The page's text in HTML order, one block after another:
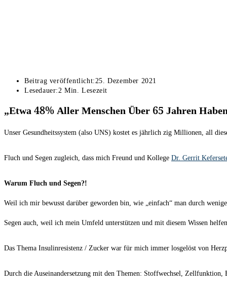
Beitrag veröffentlicht:25. Dezember 2021
Lesedauer:2 Min. Lesezeit
„Etwa 48% Aller Menschen Über 65 Jahren
Unser Gesundheitssystem (also UNS) kostet es jährlich zig Millionen, all
Fluch und Segen zugleich, dass mich Freund und Kollege Dr. Gerrit
Warum Fluch und Segen?!
Weil ich mir bewusst darüber geworden bin, wie „einfach“ man durch
Segen auch, weil ich mein Umfeld unterstützen und mit diesem Wissen
Das Thema Insulinresistenz / Zucker war für mich immer losgelöst von
Durch die Auseinandersetzung mit den Themen: Stoffwechsel,